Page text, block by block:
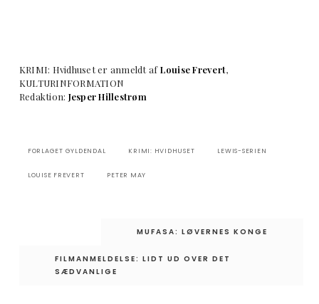
KRIMI: Hvidhuset er anmeldt afLouise Frevert,
KULTURINFORMATION
Redaktion: Jesper Hillestrøm
FORLAGET GYLDENDAL KRIMI: HVIDHUSET LEWIS-SERIEN
LOUISE FREVERT PETER MAY
IndlægsnavigationMUFASA: LØVERNES KONGE
FILMANMELDELSE: LIDT UD OVER DET
SÆDVANLIGE